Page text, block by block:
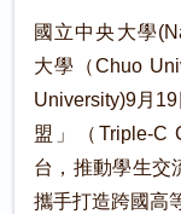
國立中央大學
大學（Chuo
University)9月
盟」（Triple-C
台，推動學生交
攜手打造跨國高